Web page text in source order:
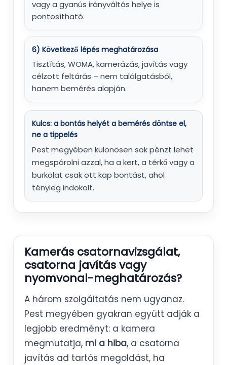
vagy a gyanús irányváltás helye is
pontosítható.
6) Következő lépés meghatározása
Tisztítás, WOMA, kamerázás, javítás vagy
célzott feltárás – nem találgatásból,
hanem bemérés alapján.
Kulcs: a bontás helyét a bemérés döntse el,
ne a tippelés
Pest megyében különösen sok pénzt lehet
megspórolni azzal, ha a kert, a térkő vagy a
burkolat csak ott kap bontást, ahol
tényleg indokolt.
Kamerás csatornavizsgálat,
csatorna javítás vagy
nyomvonal-meghatározás?
A három szolgáltatás nem ugyanaz.
Pest megyében gyakran együtt adják a
legjobb eredményt: a kamera
megmutatja, mi a hiba, a csatorna
javítás ad tartós megoldást, ha